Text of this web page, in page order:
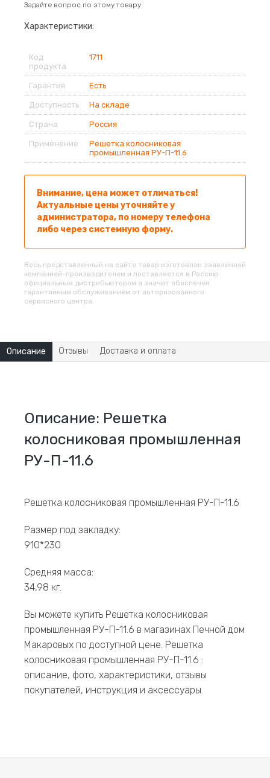
Задайте вопрос по этому товару
Характеристики:
Код
продукта
1711
Гарантия Есть
Доступность На складе
Страна Россия
Применение
Решетка колосниковая
промышленная РУ-П-11.6
Внимание, цена может отличаться!
Актуальные цены уточняйте у
администратора, по номеру телефона
либо через системную форму.
Весь представленный на сайте товар изготовлен заявленной
компанией-производителем и поставляется в Россию
официальным дистрибьютором а значит обеспечен
гарантийным обслуживанием от авторизованного
сервисного центра.
Описание Отзывы Доставка и оплата
Описание: Решетка
колосниковая промышленная
РУ-П-11.6
Решетка колосниковая промышленная РУ-П-11.6
Размер под закладку:
910*230
Средняя масса:
34,98 кг.
Вы можете купить Решетка колосниковая
промышленная РУ-П-11.6 в магазинах Печной дом
Макаровых по доступной цене. Решетка
колосниковая промышленная РУ-П-11.6 :
описание, фото, характеристики, отзывы
покупателей, инструкция и аксессуары.